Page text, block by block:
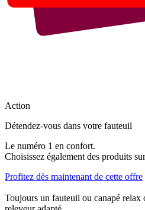
Action
Détendez-vous dans votre fauteuil
Le numéro 1 en confort.
Choisissez également des produits
Profitez dès maintenant de cette offre
Toujours un fauteuil ou canapé relax